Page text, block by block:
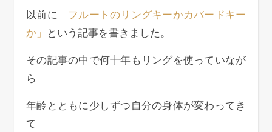
以前に 「フルートのリングキーかカバードキー
か」 という記事を書きました。
その記事の中で何十年もリングを使っていなが
ら
年齢とともに少しずつ自分の身体が変わってき
て